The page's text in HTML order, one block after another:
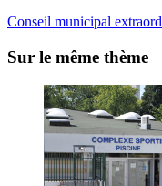
Conseil municipal
Sur le même thème